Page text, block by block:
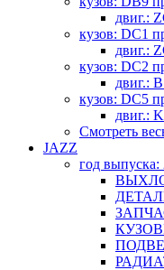
двиг.:
кузов: DC1
двиг.:
кузов: DC2
двиг.:
кузов: DC5
двиг.:
Смотреть
JAZZ
год выпуска: